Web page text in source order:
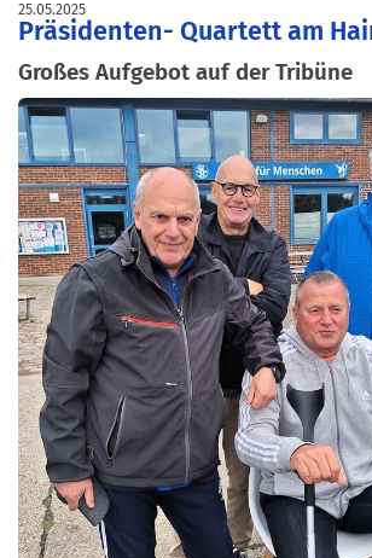
25.05.2025
Präsidenten- Quartett am
Großes Aufgebot auf der Tribüne